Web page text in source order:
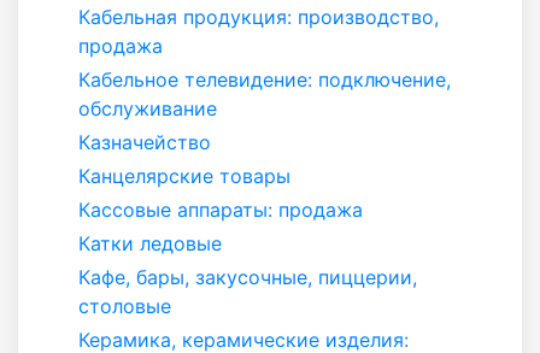
Кабельная продукция: производство,
продажа
Кабельное телевидение: подключение,
обслуживание
Казначейство
Канцелярские товары
Кассовые аппараты: продажа
Катки ледовые
Кафе, бары, закусочные, пиццерии,
столовые
Керамика, керамические изделия: